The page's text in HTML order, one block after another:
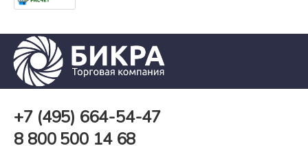
+7 (495) 664-54-47
8 800500 14 68